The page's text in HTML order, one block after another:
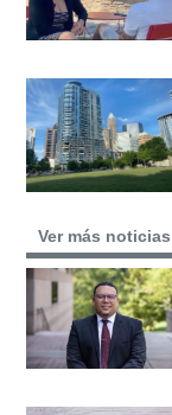
Ver más noticias